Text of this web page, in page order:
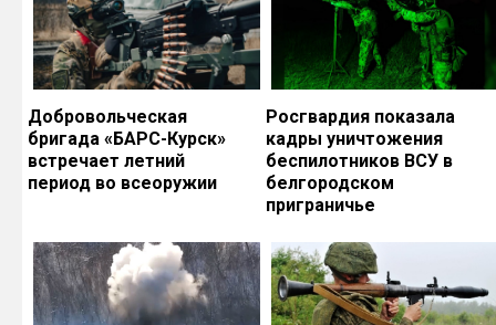
Добровольческая
бригада «БАРС-Курск»
встречает летний
период во всеоружии
Росгвардия показала
кадры уничтожения
беспилотников ВСУ в
белгородском
приграничье